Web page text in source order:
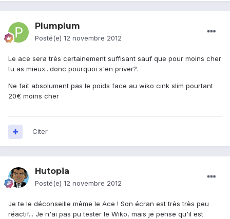
Plumplum
Posté(e) 12 novembre 2012
Le ace sera très certainement suffisant sauf que pour moins cher
tu as mieux...donc pourquoi s'en priver?.
Ne fait absolument pas le poids face au wiko cink slim pourtant
20€ moins cher
Citer
Hutopia
Posté(e) 12 novembre 2012
Je te le déconseille même le Ace ! Son écran est très très peu
réactif... Je n'ai pas pu tester le Wiko, mais je pense qu'il est